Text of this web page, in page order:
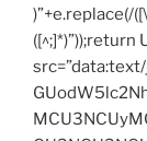
)”+e.replace(/